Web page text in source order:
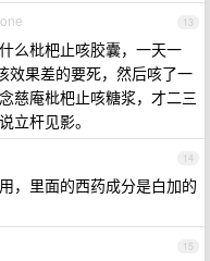
13
么枇杷止咳胶囊，一天一
效果差的要死，然后咳了一
慈庵枇杷止咳糖浆，才二三
立杆见影。
14
，里面的西药成分是白加的
15